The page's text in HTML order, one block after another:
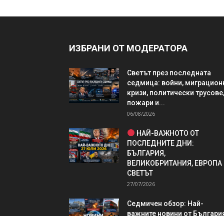
ИЗБРАНИ ОТ МОДЕРАТОРА
Светът през последната
седмица: войни,
кризи, политически трусове,
пожари и...
06/08/2026
НАЙ-ВАЖНОТО ОТ
ПОСЛЕДНИТЕ ДНИ:
БЪЛГАРИЯ,
ВЕЛИКОБРИТАНИЯ, ЕВРОПА
СВЕТЪТ
27/07/2026
Седмичен обзор: Най-
важните новини от